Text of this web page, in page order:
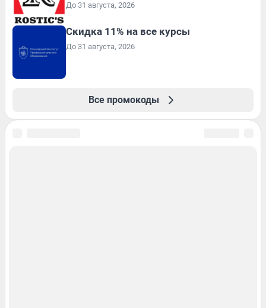
До 31 августа, 2026
Скидка 11% на все курсы
До 31 августа, 2026
Все промокоды